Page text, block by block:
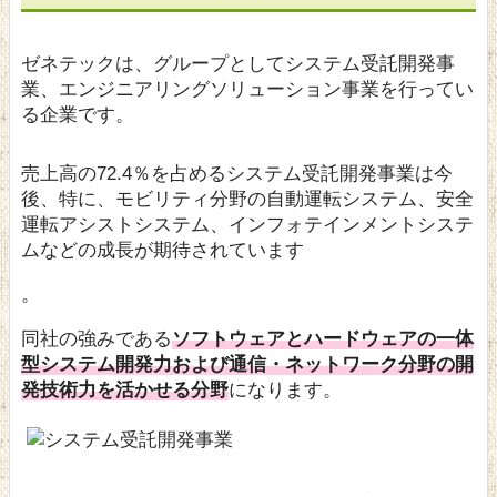
ゼネテックは、グループとしてシステム受託開発事
業、エンジニアリングソリューション事業を行ってい
る企業です。
売上高の72.4％を占めるシステム受託開発事業は今
後、特に、モビリティ分野の自動運転システム、安全
運転アシストシステム、インフォテインメントシステ
ムなどの成長が期待されています
。
同社の強みであるソフトウェアとハードウェアの一体
型システム開発力および通信・ネットワーク分野の開
発技術力を活かせる分野になります。